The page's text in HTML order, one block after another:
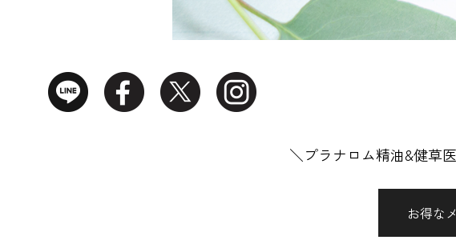
＼プラナロム精油&健草
お得な